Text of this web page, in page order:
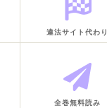
違法サイト代わり
全巻無料読み